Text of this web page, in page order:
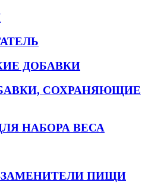
ДОБАВКИ
СОХРАНЯЮЩИЕ
НАБОРА ВЕСА
ПИЩИ